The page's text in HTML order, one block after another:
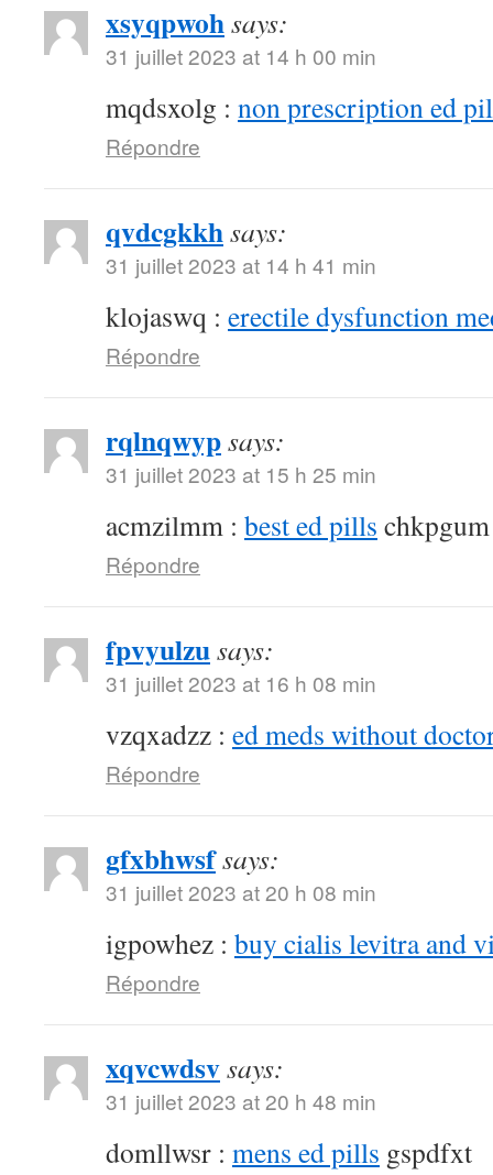
xsyqpwohsays:
31 juillet 2023 at 14 h 00 min
mqdsxolg : non prescription ed
Répondre
qvdcgkkhsays:
31 juillet 2023 at 14 h 41 min
klojaswq : erectile dysfunction
Répondre
rqlnqwypsays:
31 juillet 2023 at 15 h 25 min
acmzilmm : best ed pills chkpgum
Répondre
fpvyulzusays:
31 juillet 2023 at 16 h 08 min
vzqxadzz : ed meds without
Répondre
gfxbhwsfsays:
31 juillet 2023 at 20 h 08 min
igpowhez : buy cialis levitra and
Répondre
xqvcwdsvsays:
31 juillet 2023 at 20 h 48 min
domllwsr : mens ed pills gspdfxt